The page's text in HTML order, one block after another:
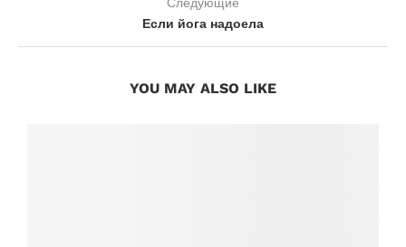
Если йога надоела
YOU MAY ALSO LIKE